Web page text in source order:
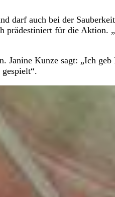
darf auch bei der
prädestiniert für die Aktion.
Janine Kunze sagt: „Ich